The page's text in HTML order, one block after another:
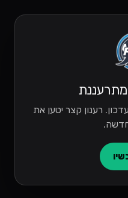
רענון קצר יטען את